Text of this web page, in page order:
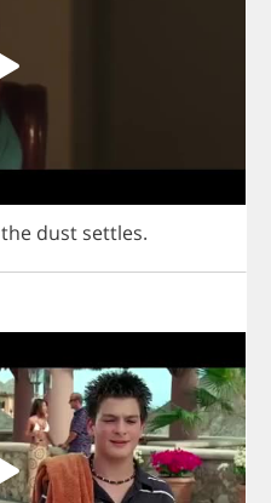
the dust settles.